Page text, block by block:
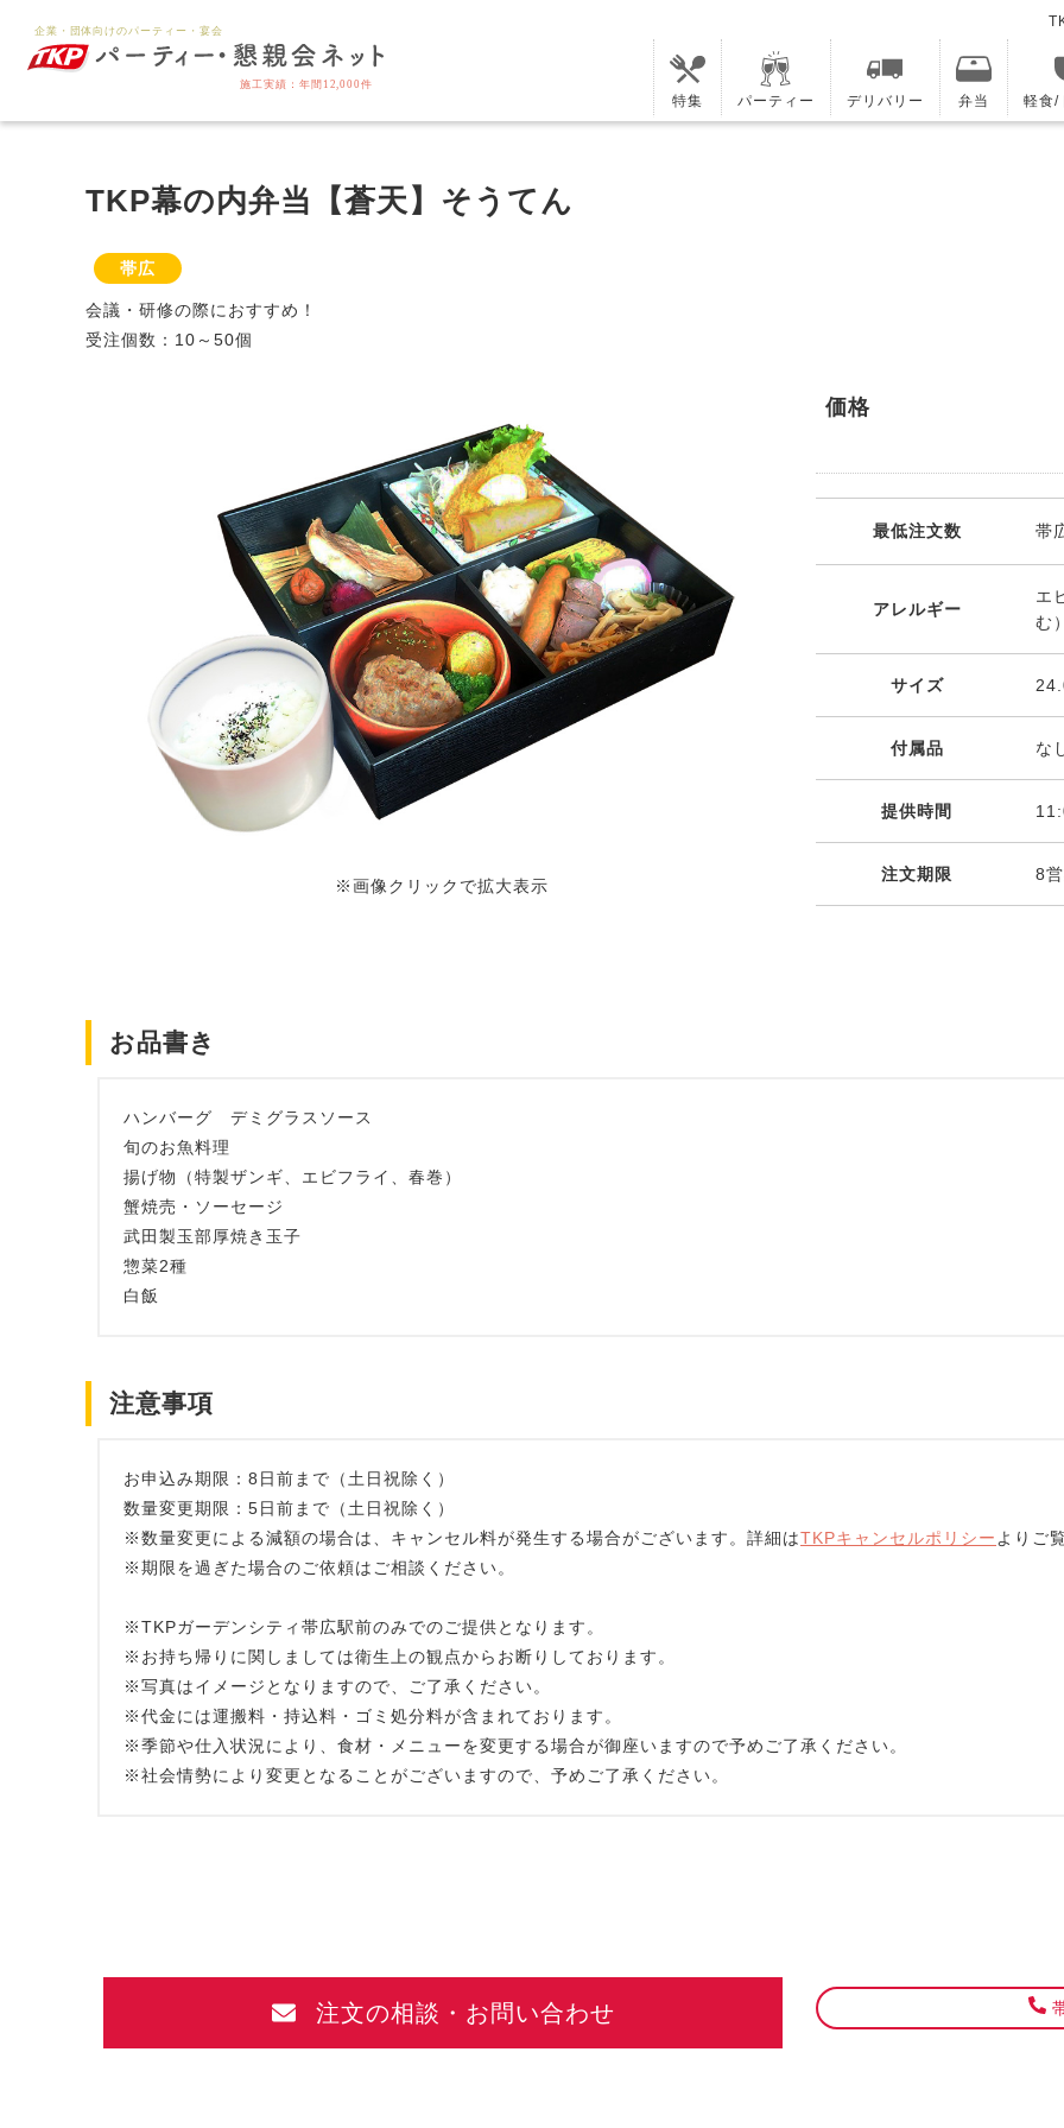
特集 パーティー デリバリー 弁当 軽食/
TKP幕の内弁当【蒼天】そうてん
帯広
会議・研修の際におすすめ！
受注個数：10～50個
※画像クリックで拡大表示
価格
最低注文数 帯
アレルギー
エ
む）
サイズ
付属品 な
提供時間
注文期限 8
お品書き
ハンバーグ デミグラスソース
旬のお魚料理
揚げ物（特製ザンギ、エビフライ、春巻）
蟹焼売・ソーセージ
武田製玉部厚焼き玉子
惣菜2種
白飯
注意事項
お申込み期限：8日前まで（土日祝除く）
数量変更期限：5日前まで（土日祝除く）
※数量変更による減額の場合は、キャンセル料が発生する場合がございます。詳細はTKPキャンセルポリシー よりご
※期限を過ぎた場合のご依頼はご相談ください。
※TKPガーデンシティ帯広駅前のみでのご提供となります。
※お持ち帰りに関しましては衛生上の観点からお断りしております。
※写真はイメージとなりますので、ご了承ください。
※代金には運搬料・持込料・ゴミ処分料が含まれております。
※季節や仕入状況により、食材・メニューを変更する場合が御座いますので予めご了承ください。
※社会情勢により変更となることがございますので、予めご了承ください。
注文の相談・お問い合わせ